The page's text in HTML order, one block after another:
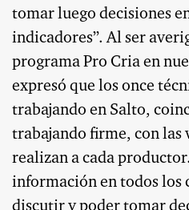
tomar luego decisiones
indicadores”. Al ser
programa Pro Cria en
expresó que los once
trabajando en Salto,
trabajando firme, con las
realizan a cada
información en todos los